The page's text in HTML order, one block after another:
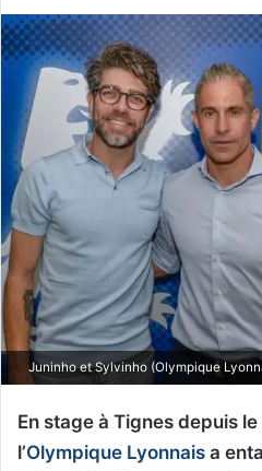
Juninho et Sylvinho (Olympique
En stage à Tignes depuis
l’Olympique Lyonnais a